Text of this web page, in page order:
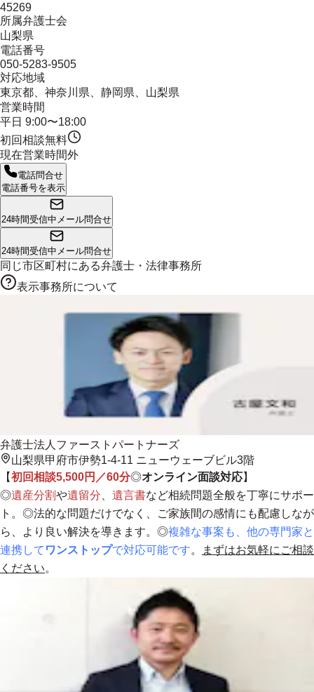
45269
所属弁護士会
山梨県
電話番号
050-5283-9505
対応地域
東京都、神奈川県、静岡県、山梨県
営業時間
平日 9:00〜18:00
初回相談無料
現在営業時間外
電話問合せ
電話番号を表示
24時間受信中 メール問合せ
24時間受信中 メール問合せ
同じ市区町村にある弁護士・法律事務所
表示事務所について
弁護士法人ファーストパートナーズ
山梨県甲府市伊勢1-4-11 ニューウェーブビル3階
【初回相談5,500円／60分◎オンライン面談対応】
◎遺産分割や遺留分 遺言書など相続問題全般を丁寧にサポー
ト 。◎法的な問題だけでなく、ご家族間の感情にも配慮しなが
ら、より良い解決を導きます。◎複雑な事案も、他の専門家と
連携して ワンストップで対応可能です。
まずはお気軽にご相談
ください。